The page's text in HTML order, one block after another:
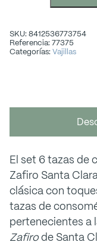
SKU: 8412536773754
Referencia: 77375
Categorías: Vajillas
El set 6 tazas de
Zafiro Santa
clásica con
tazas de
pertenecientes a
Zafirode Santa